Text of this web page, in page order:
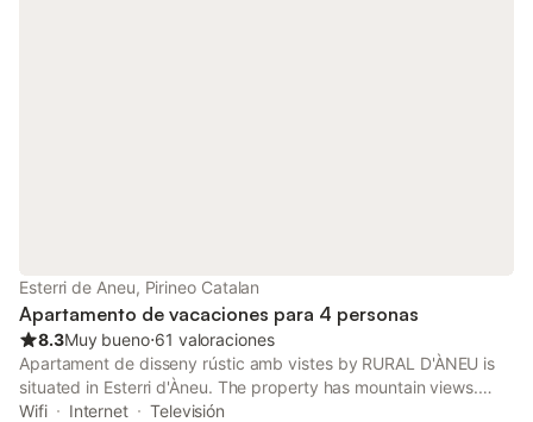
Esterri de Aneu, Pirineo Catalan
Apartamento de vacaciones para 4 personas
8.3Muy bueno⋅61 valoraciones
Apartament de disseny rústic amb vistes by RURAL D'ÀNEU is
situated in Esterri d'Àneu. The property has mountain views.
Free WiFi is provided throughout the property.
Wifi Internet
Televisión